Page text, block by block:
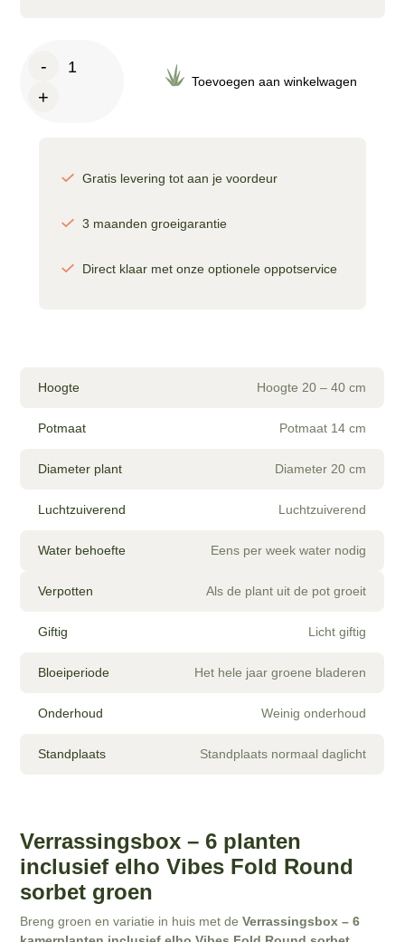
-
Verrassingsbox
Vibes
sorbet
aantal
+
Toevoegen aan winkelwagen
Gratis levering tot aan je voordeur
3 maanden groeigarantie
Direct klaar met onze optionele oppotservice
Verrassingsbox – 6 planten
inclusief elho Vibes Fold Round
sorbet groen
Breng groen en variatie in huis met deVerrassingsbox – 6
Hoogte Hoogte 20 – 40 cm
Potmaat Potmaat 14 cm
Diameter plant Diameter 20 cm
Luchtzuiverend Luchtzuiverend
Water behoefte Eens per week water nodig
Verpotten Als de plant uit de pot groeit
Giftig Licht giftig
Bloeiperiode Het hele jaar groene bladeren
Onderhoud Weinig onderhoud
Standplaats Standplaats normaal daglicht